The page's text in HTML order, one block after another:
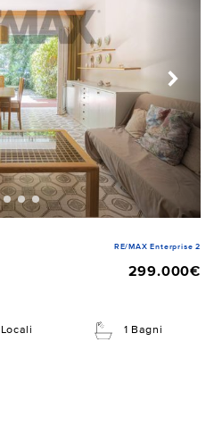
RE/MAX Enterprise 2
299.000€
1 Bagni